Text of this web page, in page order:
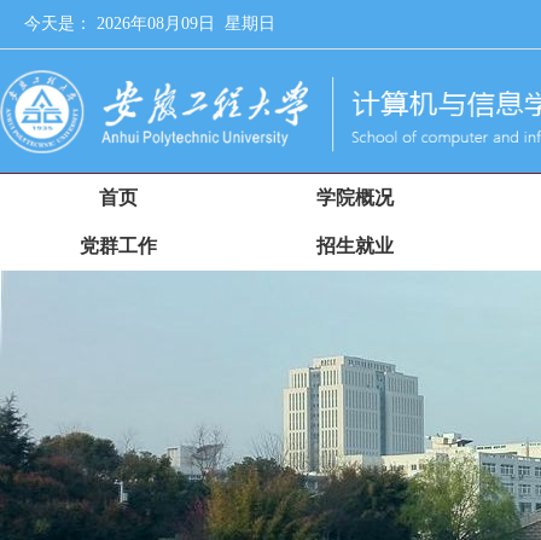
今天是： 2026年08月09日 星期日
首页 学院概况
党群工作 招生就业